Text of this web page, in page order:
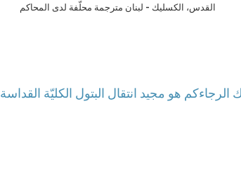
القدس، الكسليك - لبنان مترجمة محلّفة لدى المحاكم
كم هو مجيد انتقال البتول الكليّةالرجاء